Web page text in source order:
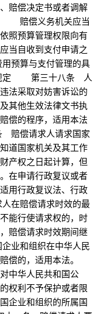
赔偿决定书或者调解
赔偿义务机关应当
照预算管理权限向有
当自收到支付申请之
预算与支付管理的具
规定 第三十八条 人
法采取对妨害诉讼的
其他生效法律文书执
偿的程序，适用本法
偿请求人请求国家
道国家机关及其工作
产权之日起计算，但
在申请行政复议或者
用行政复议法、行政
在赔偿请求时效的最
能行使请求权的，时
赔偿请求时效期间继
和组织在中华人民
偿的，适用本法。
中华人民共和国公
权利不予保护或者限
企业和组织的所属国